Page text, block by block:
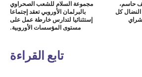
مجموعة السلام للشعب الصحراوي
بالبرلمان الأوروبي تعقد إجتماعا
إستثنائيا لتدارس خارطة عمل على
مستوى المؤسسات الأوروبية.
حاسم،
كل
تابع القراءة